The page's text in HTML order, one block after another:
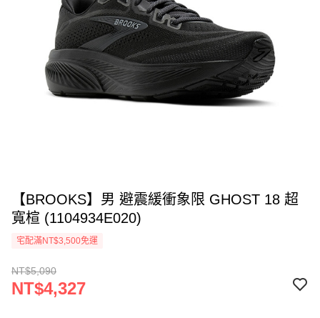
【BROOKS】男 避震緩衝象限 GHOST 18 超
寬楦 (1104934E020)
宅配滿NT$3,500免運
NT$5,090
NT$4,327